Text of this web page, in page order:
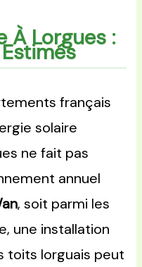
À Lorgues :
français
solaire
ne fait pas
annuel
, soit parmi les
une installation
toits lorguais peut